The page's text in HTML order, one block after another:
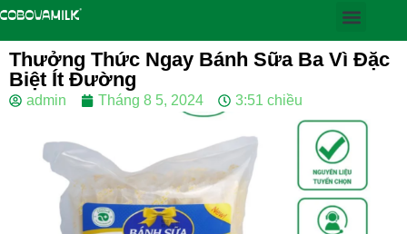
Thưởng Thức Ngay Bánh Sữa Ba Vì Đặc
Biệt Ít Đường
admin Tháng 8 5, 2024 3:51 chiều